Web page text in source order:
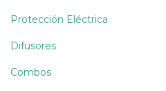
Protección Eléctrica
Difusores
Combos